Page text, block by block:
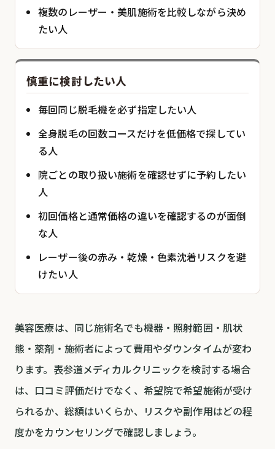
複数のレーザー・美肌施術を比較しながら決め
たい人
慎重に検討したい人
毎回同じ脱毛機を必ず指定したい人
全身脱毛の回数コースだけを低価格で探してい
る人
院ごとの取り扱い施術を確認せずに予約したい
人
初回価格と通常価格の違いを確認するのが面倒
な人
レーザー後の赤み・乾燥・色素沈着リスクを避
けたい人
美容医療は、同じ施術名でも機器・照射範囲・肌状
態・薬剤・施術者によって費用やダウンタイムが変わ
ります。表参道メディカルクリニックを検討する場合
は、口コミ評価だけでなく、希望院で希望施術が受け
られるか、総額はいくらか、リスクや副作用はどの程
度かをカウンセリングで確認しましょう。